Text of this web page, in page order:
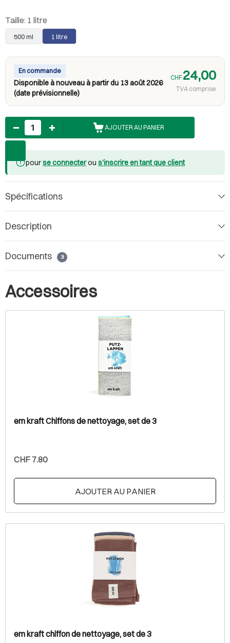
Taille: 1 litre
500 ml 1 litre
En commande
Disponible à nouveau à partir du 13 août 2026
(date prévisionnelle)
CHF24,00
TVA comprise
Nombre
AJOUTER AU PANIER
pourse connecterou s'inscrire en tant que client
Spécifications
Description
Documents 3
Accessoires
em kraft Chiffons de nettoyage, set de 3
CHF 7.80
AJOUTER AU PANIER
em kraft chiffon de nettoyage, set de 3